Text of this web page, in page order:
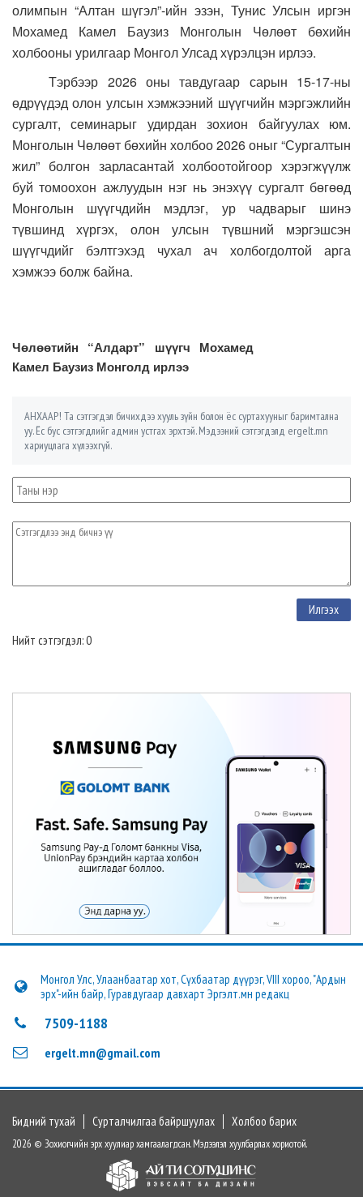
олимпын “Алтан шүгэл”-ийн эзэн, Тунис Улсын иргэн
Мохамед Камел Баузиз Монголын Чөлөөт бөхийн
холбооны урилгаар Монгол Улсад хүрэлцэн ирлээ.
Тэрбээр 2026 оны тавдугаар сарын 15-17-ны
өдрүүдэд олон улсын хэмжээний шүүгчийн мэргэжлийн
сургалт, семинарыг удирдан зохион байгуулах юм.
Монголын Чөлөөт бөхийн холбоо 2026 оныг “Сургалтын
жил” болгон зарласантай холбоотойгоор хэрэгжүүлж
буй томоохон ажлуудын нэг нь энэхүү сургалт бөгөөд
Монголын шүүгчдийн мэдлэг, ур чадварыг шинэ
түвшинд хүргэх, олон улсын түвшний мэргэшсэн
шүүгчдийг бэлтгэхэд чухал ач холбогдолтой арга
хэмжээ болж байна.
Чөлөөтийн “Алдарт” шүүгч Мохамед
Камел Баузиз Монголд ирлээ
АНХААР! Та сэтгэгдэл бичихдээ хууль зүйн болон ёс суртахууныг баримтална
уу. Ёс бус сэтгэгдлийг админ устгах эрхтэй. Мэдээний сэтгэгдэлд ergelt.mn
хариуцлага хүлээхгүй.
Нийт сэтгэгдэл: 0
Монгол Улс, Улаанбаатар хот, Сүхбаатар дүүрэг, VIII хороо, "Ардын
эрх"-ийн байр, Гуравдугаар давхарт Эргэлт.мн редакц
7509-1188
ergelt.mn@gmail.com
Бидний тухай Сурталчилгаа байршуулах Холбоо барих
2026 © Зохиогчийн эрх хуулиар хамгаалагдсан. Мэдээлэл хуулбарлах хориотой.